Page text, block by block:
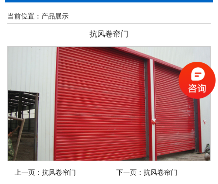
当前位置： 产品展示
抗风卷帘门
上一页： 抗风卷帘门 下一页： 抗风卷帘门